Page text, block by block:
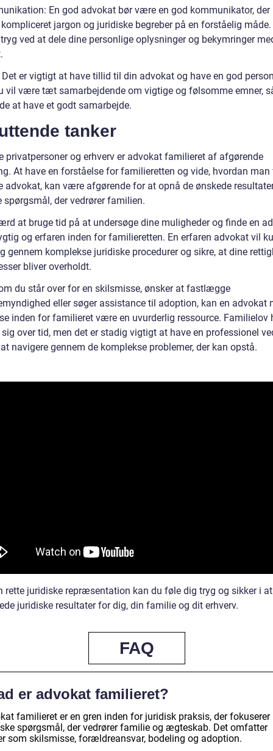
En god advokat bør være en god kommunikator, der
jargon og juridiske begreber på en forståelig
ved at dele dine personlige oplysninger og bekymringer
er vigtigt at have tillid til din advokat og have en god
vil være tæt samarbejdende om vigtige og følsomme emner,
at have et godt samarbejde.
tanker
privatpersoner og erhverv er advokat familieret af afgørende
At have en forståelse for familieretten og vide, hvordan man
advokat, kan være afgørende for at opnå de ønskede
spørgsmål, der vedrører familien.
at bruge tid på at undersøge dine muligheder og finde en
og erfaren inden for familieretten. En erfaren advokat vil
gennem komplekse juridiske procedurer og sikre, at dine
bliver overholdt.
du står over for en skilsmisse, ønsker at fastlægge
eller søger assistance til adoption, kan en advokat
inden for familieret være en uvurderlig ressource. Familielov
over tid, men det er stadig vigtigt at have en professionel
navigere gennem de komplekse problemer, der kan opstå.
rette juridiske repræsentation kan du føle dig tryg og sikker i
juridiske resultater for dig, din familie og dit erhverv.
FAQ
er advokat familieret?
familieret er en gren inden for juridisk praksis, der fokuserer
spørgsmål, der vedrører familie og ægteskab. Det omfatter
som skilsmisse, forældreansvar, bodeling og adoption.